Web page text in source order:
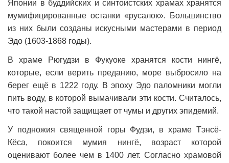
Японии в буддийских и синтоистских храмах хранятся
мумифицированные останки «русалок». Большинство
из них были созданы искусными мастерами в период
Эдо (1603-1868 годы).
В храме Рюгудзи в Фукуоке хранятся кости нингё,
которые, если верить преданию, море выбросило на
берег ещё в 1222 году. В эпоху Эдо паломники могли
пить воду, в которой вымачивали эти кости. Считалось,
что такой настой защищает от чумы и других эпидемий.
У подножия священной горы Фудзи, в храме Тэнсё-
Кёса, покоится мумия нингё, возраст которой
оценивают более чем в 1400 лет. Согласно храмовой